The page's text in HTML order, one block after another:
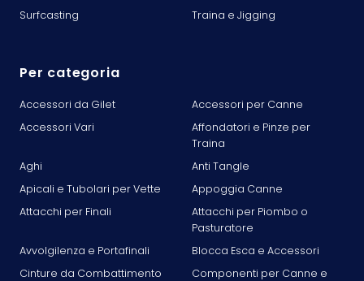
Surfcasting
Traina e Jigging
Per categoria
Accessori da Gilet
Accessori per Canne
Accessori Vari
Affondatori e Pinze per
Traina
Aghi
Anti Tangle
Apicali e Tubolari per Vette
Appoggia Canne
Attacchi per Finali
Attacchi per Piombo o
Pasturatore
Avvolgilenza e Portafinali
Blocca Esca e Accessori
Cinture da Combattimento
Componenti per Canne e